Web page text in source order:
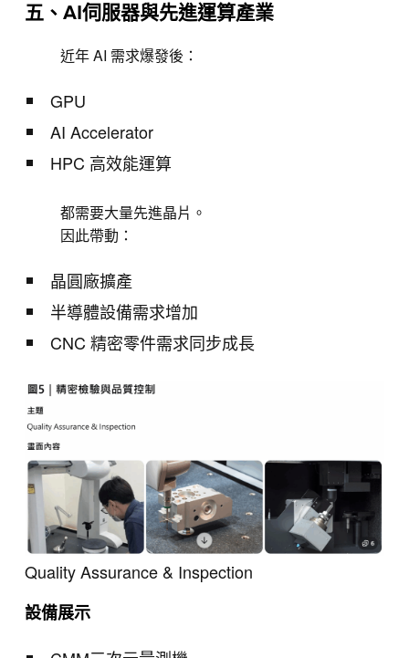
五、AI伺服器與先進運算產業
近年 AI 需求爆發後：
GPU
AI Accelerator
HPC 高效能運算
都需要大量先進晶片。
因此帶動：
晶圓廠擴產
半導體設備需求增加
CNC 精密零件需求同步成長
Quality Assurance & Inspection
設備展示